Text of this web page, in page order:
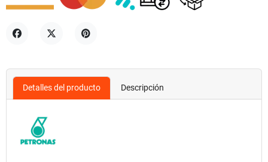
Detalles del producto Descripción